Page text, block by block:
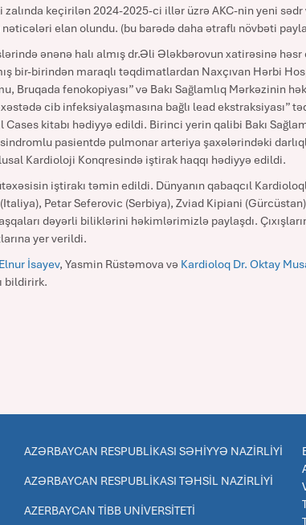
keçirilən 2024-2025-ci illər üzrə AKC-nin yeni
elan olundu. (bu barədə daha ətraflı növbəti
ənənə halı almış dr.Əli Ələkbərovun xatirəsinə
bir-birindən maraqlı təqdimatlardan Naxçıvan Hərbi
Bruqada fenokopiyası” və Bakı Sağlamlıq Mərkəzinin
cib infeksiyalaşmasına bağlı lead ekstraksiyası”
kitabı hədiyyə edildi. Birinci yerin qalibi Bakı
pasientdə pulmonar arteriya şaxələrindəki
Kardioloji Konqresində iştirak haqqı hədiyyə edildi.
iştirakı təmin edildi. Dünyanın qabaqcıl
Petar Seferovic (Serbiya), Zviad Kipiani
dəyərli biliklərini həkimlərimizlə paylaşdı.
yer verildi.
Elnur İsayev, Yasmin Rüstəmova və Kardioloq Dr. Oktay
bildirirk.
AZƏRBAYCAN RESPUBLİKASI SƏHİYYƏ NAZİRLİYİ
AZƏRBAYCAN RESPUBLİKASI TƏHSİL NAZİRLİYİ
AZERBAYCAN TİBB UNİVERSİTETİ